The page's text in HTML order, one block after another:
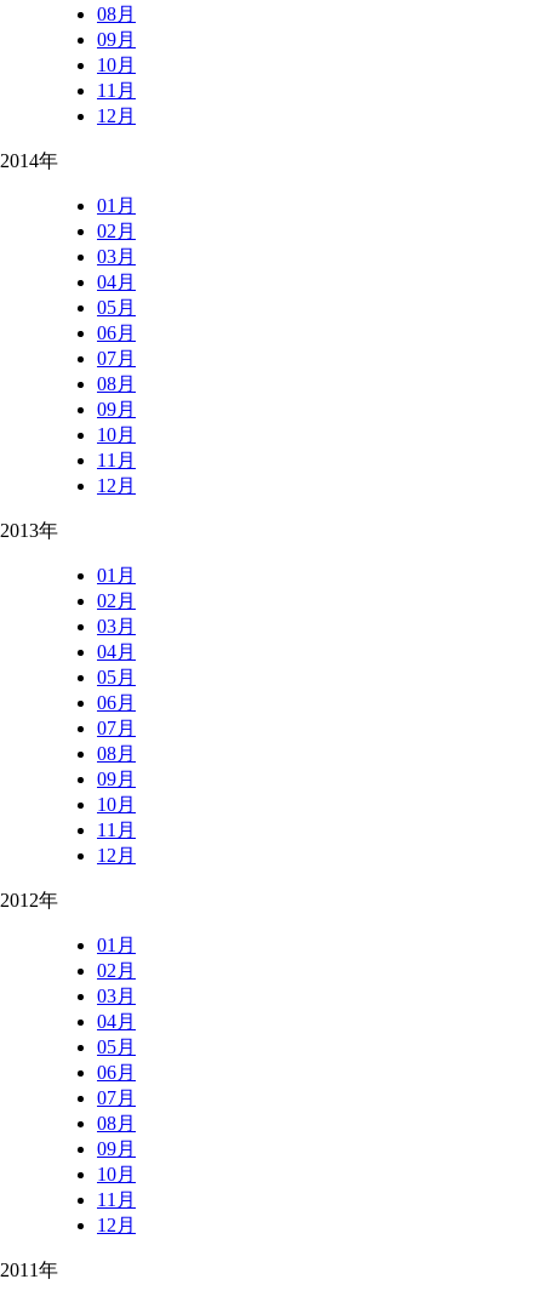
08月
09月
10月
11月
12月
2014年
01月
02月
03月
04月
05月
06月
07月
08月
09月
10月
11月
12月
2013年
01月
02月
03月
04月
05月
06月
07月
08月
09月
10月
11月
12月
2012年
01月
02月
03月
04月
05月
06月
07月
08月
09月
10月
11月
12月
2011年